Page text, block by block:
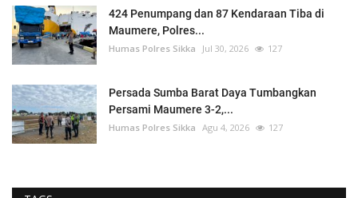
424 Penumpang dan 87 Kendaraan Tiba di
Maumere, Polres...
Humas Polres Sikka Jul 30, 2026 127
Persada Sumba Barat Daya Tumbangkan
Persami Maumere 3-2,...
Humas Polres Sikka Agu 4, 2026 127